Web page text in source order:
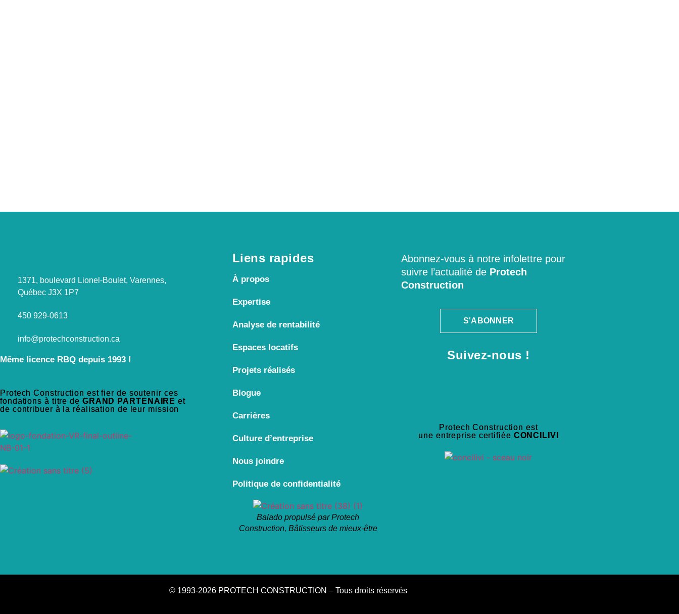
1371, boulevard Lionel-Boulet, Varennes,
Québec J3X 1P7
450 929-0613
info@protechconstruction.ca
Même licence RBQ depuis 1993 !
Protech Construction est fier de soutenir ces
fondations à titre de GRAND PARTENAIRE et
de contribuer à la réalisation de leur mission
Liens rapides
À propos
Expertise
Analyse de rentabilité
Espaces locatifs
Projets réalisés
Blogue
Carrières
Culture d’entreprise
Nous joindre
Politique de confidentialité
Balado propulsé par Protech
Construction, Bâtisseurs de mieux-être
Abonnez-vous à notre infolettre pour
suivre l’actualité de Protech
Construction
S'ABONNER
Suivez-nous !
Protech Construction est
une entreprise certifiée CONCILIVI
© 1993-2026 PROTECH CONSTRUCTION – Tous droits réservés